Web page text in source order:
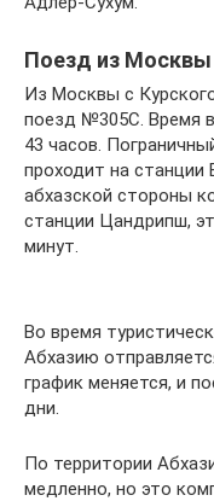
Поезд из Москвы
Из Москвы с
поезд №305С. Время
43 часов.
проходит на станции
абхазской стороны
станции Цандрипш,
минут.
Во время
Абхазию
график меняется, и
дни.
По территории
медленно, но это